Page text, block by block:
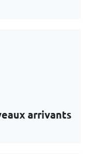
arrivants